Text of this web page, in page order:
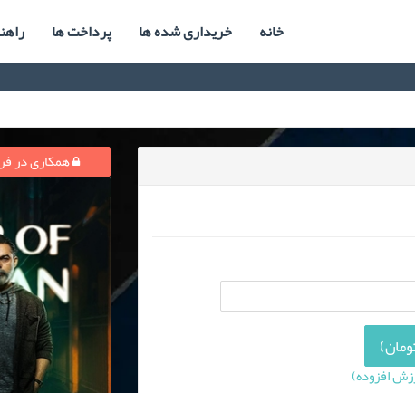
خانه خریداری شده ها پرداخت ها
همکاری در فروش